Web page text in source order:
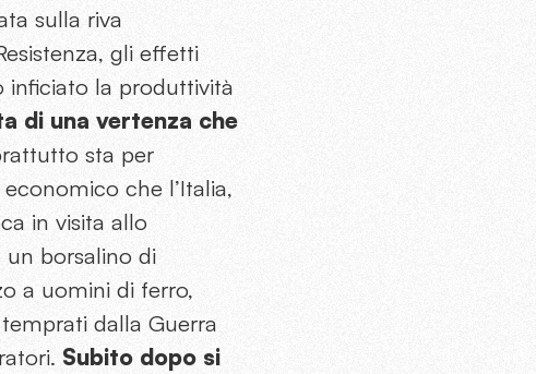
sulla riva
gli effetti
inficiato la produttività
di una vertenza che
sta per
che l’Italia,
in visita allo
borsalino di
a uomini di ferro,
dalla Guerra
Subito dopo si